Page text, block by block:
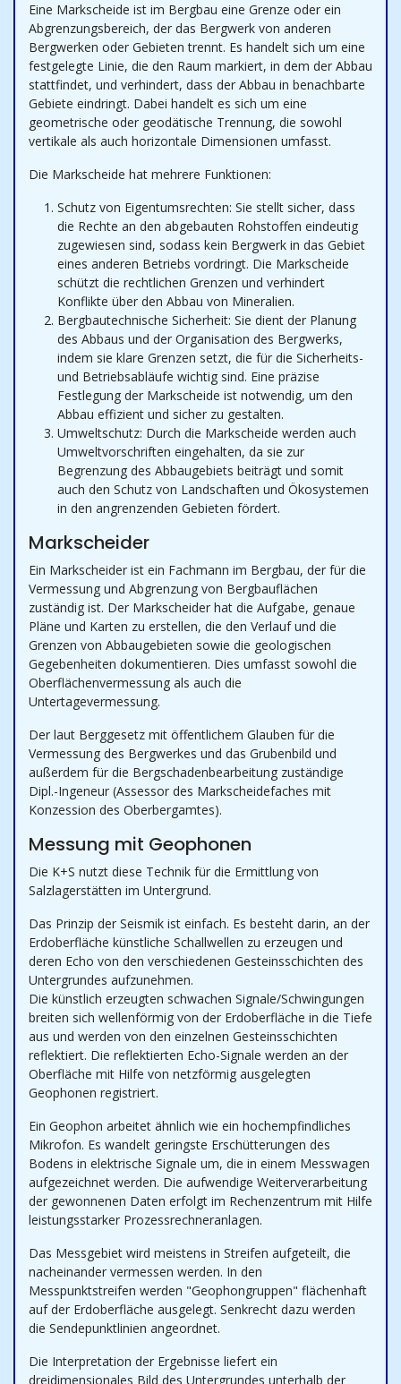
Eine Markscheide ist im Bergbau eine Grenze oder ein
Abgrenzungsbereich, der das Bergwerk von anderen
Bergwerken oder Gebieten trennt. Es handelt sich um eine
festgelegte Linie, die den Raum markiert, in dem der Abbau
stattfindet, und verhindert, dass der Abbau in benachbarte
Gebiete eindringt. Dabei handelt es sich um eine
geometrische oder geodätische Trennung, die sowohl
vertikale als auch horizontale Dimensionen umfasst.
Die Markscheide hat mehrere Funktionen:
Schutz von Eigentumsrechten: Sie stellt sicher, dass
die Rechte an den abgebauten Rohstoffen eindeutig
zugewiesen sind, sodass kein Bergwerk in das Gebiet
eines anderen Betriebs vordringt. Die Markscheide
schützt die rechtlichen Grenzen und verhindert
Konflikte über den Abbau von Mineralien.
Bergbautechnische Sicherheit: Sie dient der Planung
des Abbaus und der Organisation des Bergwerks,
indem sie klare Grenzen setzt, die für die Sicherheits-
und Betriebsabläufe wichtig sind. Eine präzise
Festlegung der Markscheide ist notwendig, um den
Abbau effizient und sicher zu gestalten.
Umweltschutz: Durch die Markscheide werden auch
Umweltvorschriften eingehalten, da sie zur
Begrenzung des Abbaugebiets beiträgt und somit
auch den Schutz von Landschaften und Ökosystemen
in den angrenzenden Gebieten fördert.
Markscheider
Ein Markscheider ist ein Fachmann im Bergbau, der für die
Vermessung und Abgrenzung von Bergbauflächen
zuständig ist. Der Markscheider hat die Aufgabe, genaue
Pläne und Karten zu erstellen, die den Verlauf und die
Grenzen von Abbaugebieten sowie die geologischen
Gegebenheiten dokumentieren. Dies umfasst sowohl die
Oberflächenvermessung als auch die
Untertagevermessung.
Der laut Berggesetz mit öffentlichem Glauben für die
Vermessung des Bergwerkes und das Grubenbild und
außerdem für die Bergschadenbearbeitung zuständige
Dipl.-Ingeneur (Assessor des Markscheidefaches mit
Konzession des Oberbergamtes).
Messung mit Geophonen
Die K+S nutzt diese Technik für die Ermittlung von
Salzlagerstätten im Untergrund.
Das Prinzip der Seismik ist einfach. Es besteht darin, an der
Erdoberfläche künstliche Schallwellen zu erzeugen und
deren Echo von den verschiedenen Gesteinsschichten des
Untergrundes aufzunehmen.
Die künstlich erzeugten schwachen Signale/Schwingungen
breiten sich wellenförmig von der Erdoberfläche in die Tiefe
aus und werden von den einzelnen Gesteinsschichten
reflektiert. Die reflektierten Echo-Signale werden an der
Oberfläche mit Hilfe von netzförmig ausgelegten
Geophonen registriert.
Ein Geophon arbeitet ähnlich wie ein hochempfindliches
Mikrofon. Es wandelt geringste Erschütterungen des
Bodens in elektrische Signale um, die in einem Messwagen
aufgezeichnet werden. Die aufwendige Weiterverarbeitung
der gewonnenen Daten erfolgt im Rechenzentrum mit Hilfe
leistungsstarker Prozessrechneranlagen.
Das Messgebiet wird meistens in Streifen aufgeteilt, die
nacheinander vermessen werden. In den
Messpunktstreifen werden "Geophongruppen" flächenhaft
auf der Erdoberfläche ausgelegt. Senkrecht dazu werden
die Sendepunktlinien angeordnet.
Die Interpretation der Ergebnisse liefert ein
dreidimensionales Bild des Untergrundes unterhalb der